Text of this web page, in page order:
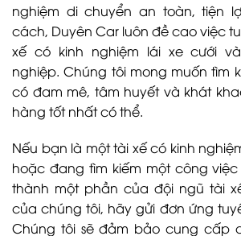
nghiệm di chuyển an toàn, tiện
cách, Duyên Car luôn đề cao việc
xế có kinh nghiệm lái xe cưới
nghiệp. Chúng tôi mong muốn tìm
có đam mê, tâm huyết và khát
hàng tốt nhất có thể.
Nếu bạn là một tài xế có kinh
hoặc đang tìm kiếm một công
thành một phần của đội ngũ tài
của chúng tôi, hãy gửi đơn ứng
Chúng tôi sẽ đảm bảo cung cấp